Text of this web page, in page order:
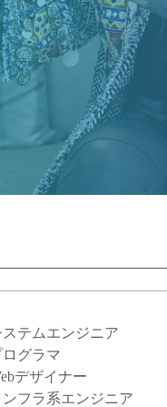
ステムエンジニア
ログラマ
デザイナー
ンフラ系エンジニア